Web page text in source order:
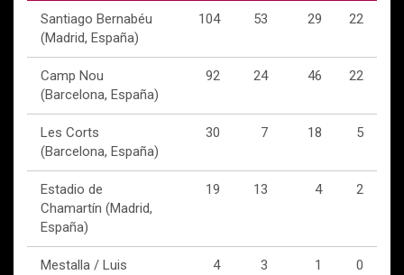
Santiago Bernabéu
(Madrid, España)
104 53 29 22
Camp Nou
(Barcelona, España)
92 24 46 22
Les Corts
(Barcelona, España)
30 7 18 5
Estadio de
Chamartín (Madrid,
España)
19 13 4 2
Mestalla / Luis
4 3 1 0